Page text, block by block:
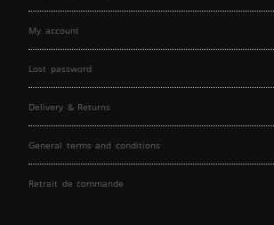
My account
Lost password
Delivery & Returns
General terms and conditions
Retrait de commande